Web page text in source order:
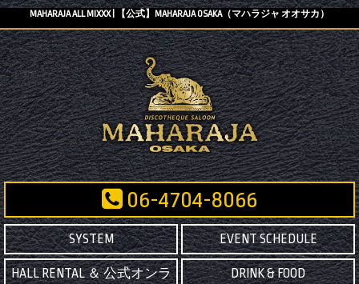
MAHARAJA ALL MIXXX | 【公式】MAHARAJA OSAKA（マハラジャ オオサカ）
06-4704-8066
SYSTEM EVENT SCHEDULE
HALL RENTAL ＆ 公式オンラ
DRINK & FOOD